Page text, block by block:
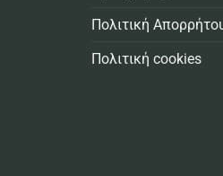
Πολιτική
Πολιτική cookies